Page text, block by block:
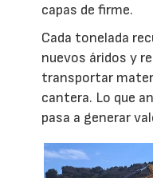
capas de firme.
Cada tonelada
nuevos áridos y
transportar
cantera. Lo que
pasa a generar